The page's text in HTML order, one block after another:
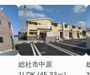
総社市中原